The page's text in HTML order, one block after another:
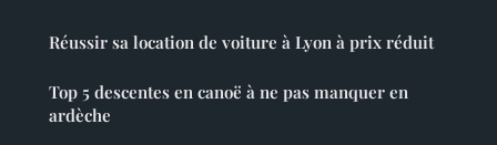
Réussir sa location de voiture à Lyon à prix réduit
Top 5 descentes en canoë à ne pas manquer en
ardèche